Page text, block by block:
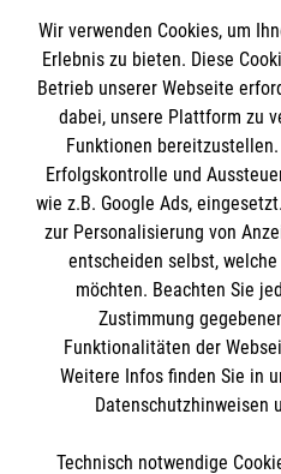
Informationen
Impressum
Datenschutz
Barrierefreiheit
Kontakt
Ansprechpersonen
Die Malteser
Malteser in Deutschland
Malteserorden
Sharepoint
Spendenkonto
Wir verwenden Cookies, um
Erlebnis zu bieten. Diese
Betrieb unserer Webseite
dabei, unsere Plattform zu
Funktionen
Erfolgskontrolle und
wie z.B. Google Ads,
zur Personalisierung von
entscheiden selbst,
möchten. Beachten Sie
Zustimmung
Funktionalitäten der
Weitere Infos finden Sie in
Datenschutzhinweisen
Technisch notwendige